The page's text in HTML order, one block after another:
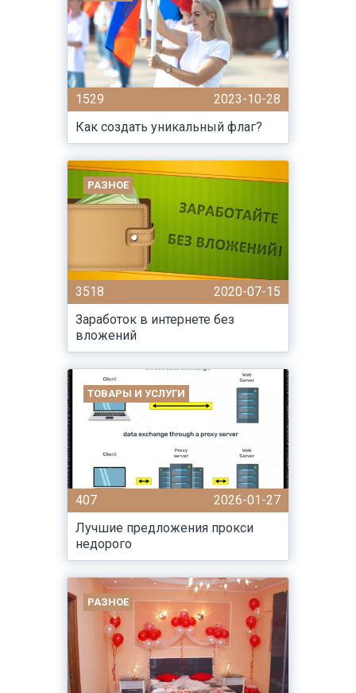
1529
2023-10-28
Как создать уникальный флаг?
РАЗНОЕ
3518
2020-07-15
Заработок в интернете без
вложений
ТОВАРЫ И УСЛУГИ
407
2026-01-27
Лучшие предложения прокси
недорого
РАЗНОЕ